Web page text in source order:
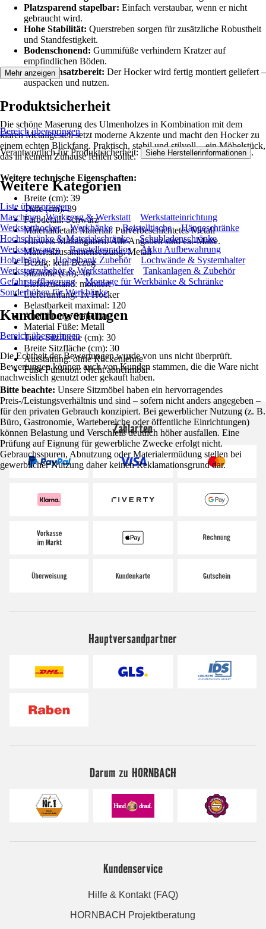
Platzsparend stapelbar: Einfach verstaubar, wenn er nicht
gebraucht wird.
Hohe Stabilität: Querstreben sorgen für zusätzliche Robustheit
und Standfestigkeit.
Bodenschonend: Gummifüße verhindern Kratzer auf
empfindlichen Böden.
Sofort einsatzbereit: Der Hocker wird fertig montiert geliefert –
auspacken und nutzen.
Die schöne Maserung des Ulmenholzes in Kombination mit dem
klaren Metallgestell setzt moderne Akzente und macht den Hocker zu
einem echten Blickfang. Praktisch, stabil und stilvoll – ein Möbelstück,
das in keinem Zuhause fehlen sollte.
Weitere technische Eigenschaften:
Breite (cm): 39
Tiefe (cm): 39
Farbdetail: Schwarz
Materialdetail: Material: Pulverbeschichtetes Metall
Hinweis Maßangaben: Alle Angaben sind ca.-Maße.
Materialzusammensetzung: Metall
Bezug: kein Bezug
Sitzhöhe (cm): 46
Lieferzustand: montiert
Lieferumfang: 1x Hocker
Belastbarkeit maximal: 120
Ausführung: Stapelbar
Material Füße: Metall
Tiefe Sitzfläche (cm): 30
Breite Sitzfläche (cm): 30
Ausstattung: ohne Rückenlehne
Füße Funktion: Nicht abnehmbar
Bitte beachte: Unsere Sitzmöbel haben ein hervorragendes
Preis-/Leistungsverhältnis und sind – sofern nicht anders angegeben –
für den privaten Gebrauch konzipiert. Bei gewerblicher Nutzung (z. B.
Büro, Gastronomie, Wartebereiche oder öffentliche Einrichtungen)
können Belastung und Verschleiß deutlich höher ausfallen. Eine
Prüfung auf Eignung für gewerbliche Zwecke erfolgt nicht.
Gebrauchsspuren, Abnutzung oder Materialermüdung stellen bei
gewerblicher Nutzung daher keinen Reklamationsgrund dar.
Mehr anzeigen
Produktsicherheit
Bereich überspringen
Verantwortlich für Produktsicherheit: Siehe Herstellerinformationen .
Weitere Kategorien
Liste überspringen
Maschinen, Werkzeug & Werkstatt
Werkstatteinrichtung
Werkstatthocker
Werkbänke Beistelltische
Hängeschränke
Hochschränke & Materialschränke
Schubladenschränke
Werkstattwagen
Baustellenradios
Akku Aufbewahrung
Hobelbänke
Hobelbank Zubehör
Lochwände & Systemhalter
Werkstattzubehör & Werkstatthelfer
Tankanlagen & Zubehör
Gefahrstofflagerung
Montage für Werkbänke & Schränke
Sonderhöhen für Werkbänke
Kundenbewertungen
Bereich überspringen
Die Echtheit der Bewertungen wurde von uns nicht überprüft.
Bewertungen können auch von Kunden stammen, die die Ware nicht
nachweislich genutzt oder gekauft haben.
Zahlarten
Hauptversandpartner
Darum zu HORNBACH
Kundenservice
Hilfe & Kontakt (FAQ)
HORNBACH Projektberatung